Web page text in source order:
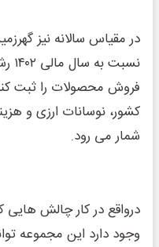
فروش محصولات را ثبت
کشور، نوسانات ارزی و
‌شمار می‌ رود.
درواقع در کار چالش هایی
وجود دارد این مجموعه